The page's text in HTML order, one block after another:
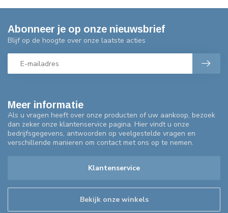
Meer informatie
Als u vragen heeft over onze producten of uw aankoop, bezoek
dan zeker onze klantenservice pagina. Hier vindt u onze
bedrijfsgegevens, antwoorden op veelgestelde vragen en
verschillende manieren om contact met ons op te nemen.
Klantenservice
Bekijk onze winkels
Abonneer je op onze nieuwsbrief
Blijf op de hoogte over onze laatste acties